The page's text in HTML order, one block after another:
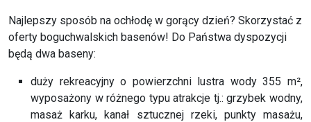
Najlepszy sposób na ochłodę w gorący dzień? Skorzystać z
oferty boguchwalskich basenów! Do Państwa dyspozycji
będą dwa baseny:
duży rekreacyjny o powierzchni lustra wody 355 m²,
wyposażony w różnego typu atrakcje tj.: grzybek wodny,
masaż karku, kanał sztucznej rzeki, punkty masażu,